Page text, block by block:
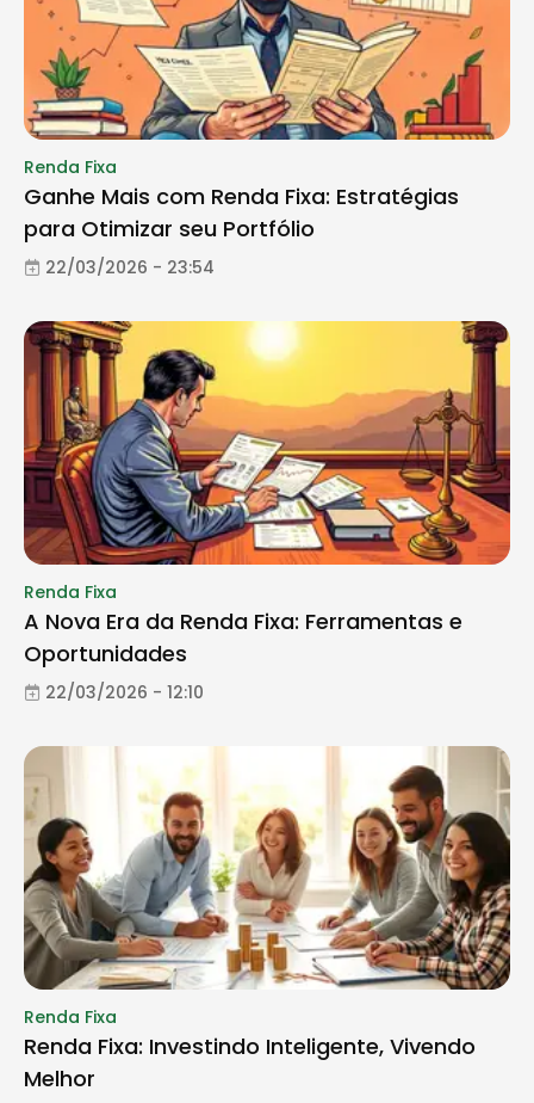
Renda Fixa
Ganhe Mais com Renda Fixa: Estratégias
para Otimizar seu Portfólio
22/03/2026 - 23:54
Renda Fixa
A Nova Era da Renda Fixa: Ferramentas e
Oportunidades
22/03/2026 - 12:10
Renda Fixa
Renda Fixa: Investindo Inteligente, Vivendo
Melhor